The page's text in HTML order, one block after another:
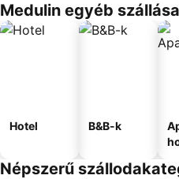
Medulin egyéb
Hotel B&B-k
Népszerű